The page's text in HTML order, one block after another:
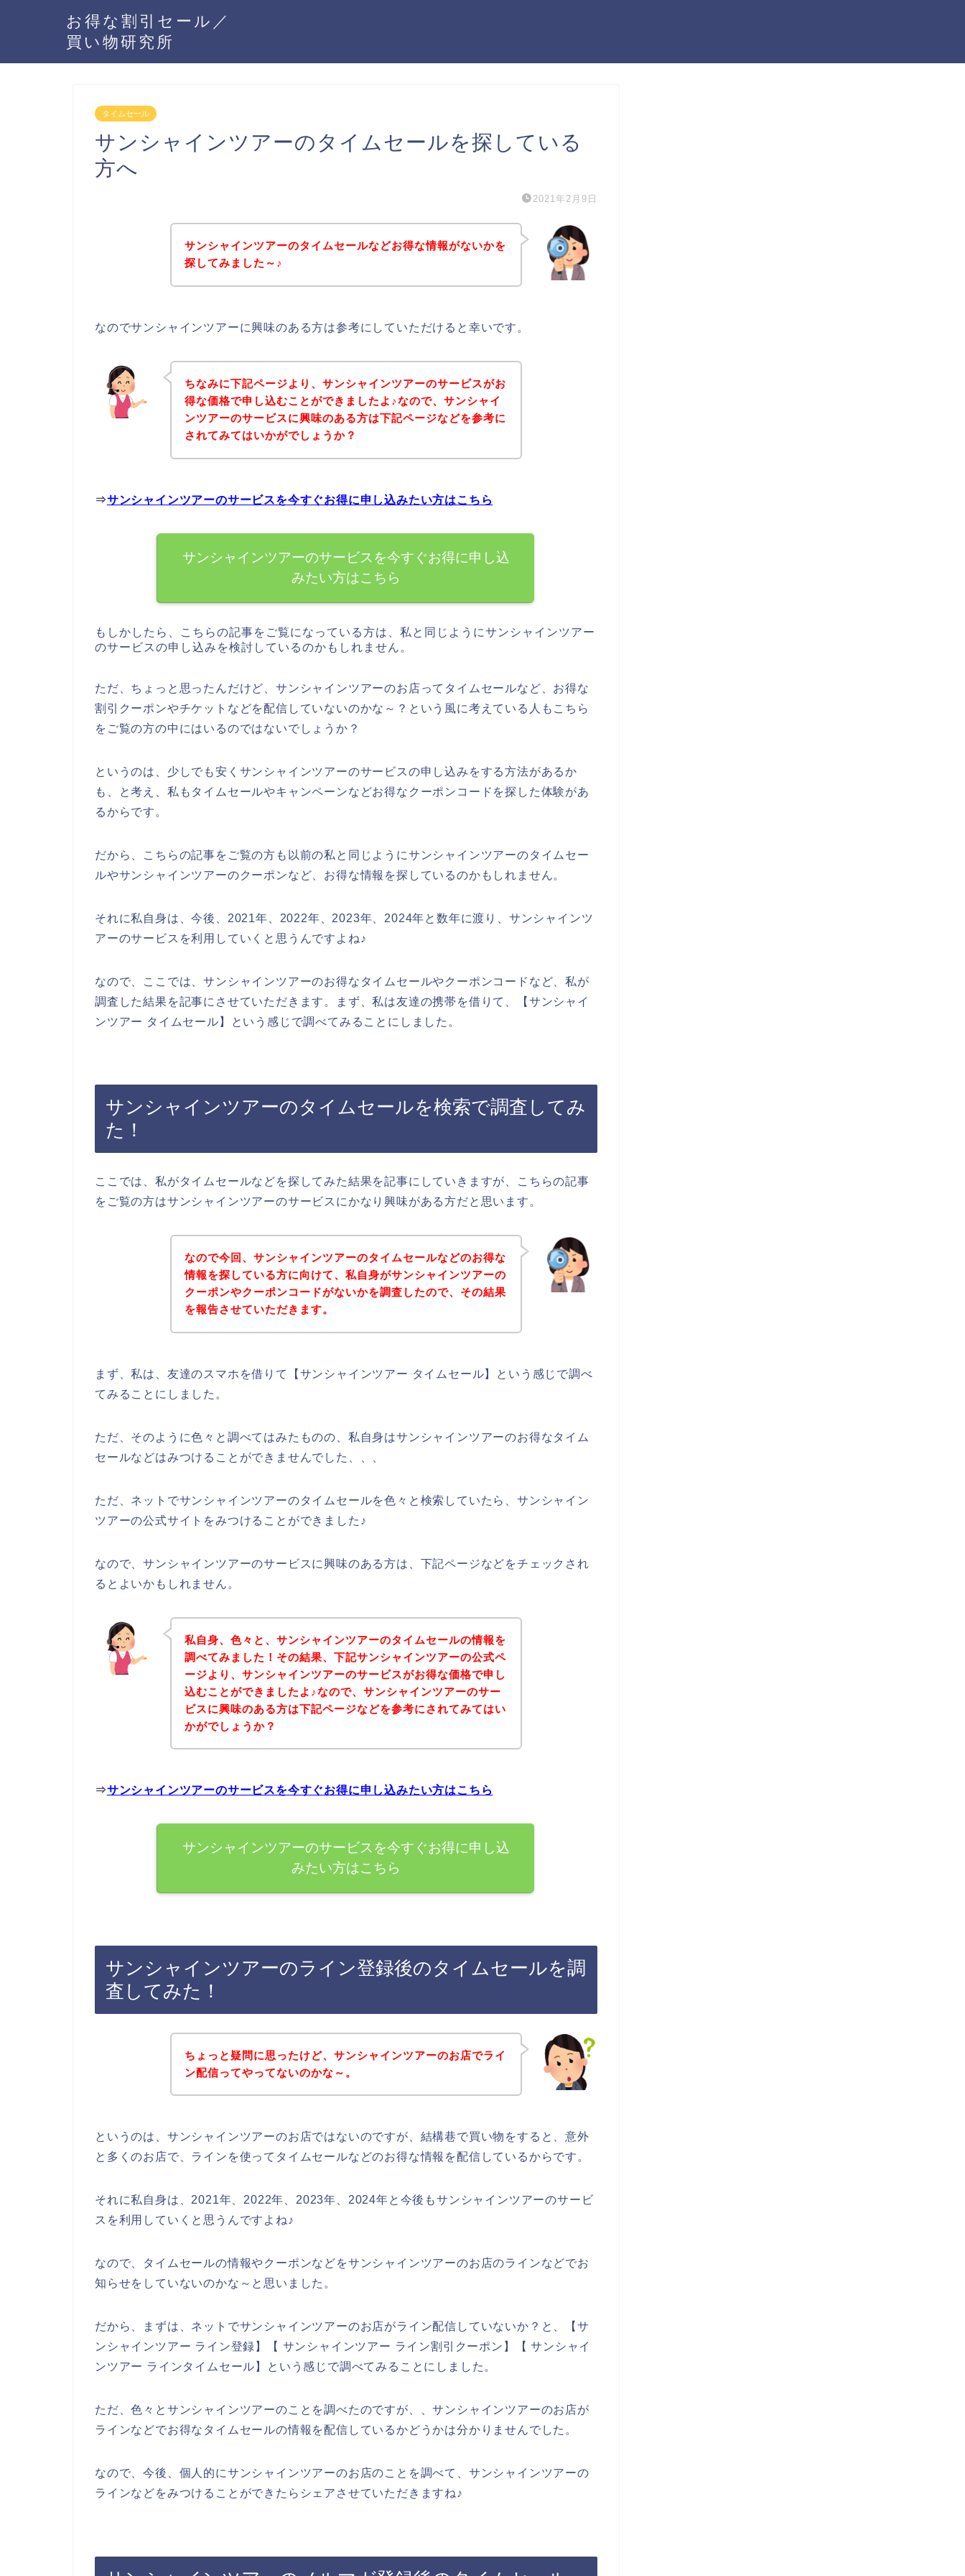
お得な割引セール／
買い物研究所
タイムセール
サンシャインツアーのタイムセールを探している
方へ
2021年2月9日
サンシャインツアーのタイムセールなどお得な情報がないかを
探してみました～♪
なのでサンシャインツアーに興味のある方は参考にしていただけると幸いです。
ちなみに下記ページより、サンシャインツアーのサービスがお
得な価格で申し込むことができましたよ♪なので、サンシャイ
ンツアーのサービスに興味のある方は下記ページなどを参考に
されてみてはいかがでしょうか？
⇒サンシャインツアーのサービスを今すぐお得に申し込みたい方はこちら
サンシャインツアーのサービスを今すぐお得に申し込
みたい方はこちら
もしかしたら、こちらの記事をご覧になっている方は、私と同じようにサンシャインツアー
のサービスの申し込みを検討しているのかもしれません。
ただ、ちょっと思ったんだけど、サンシャインツアーのお店ってタイムセールなど、お得な
割引クーポンやチケットなどを配信していないのかな～？という風に考えている人もこちら
をご覧の方の中にはいるのではないでしょうか？
というのは、少しでも安くサンシャインツアーのサービスの申し込みをする方法があるか
も、と考え、私もタイムセールやキャンペーンなどお得なクーポンコードを探した体験があ
るからです。
だから、こちらの記事をご覧の方も以前の私と同じようにサンシャインツアーのタイムセー
ルやサンシャインツアーのクーポンなど、お得な情報を探しているのかもしれません。
それに私自身は、今後、2021年、2022年、2023年、2024年と数年に渡り、サンシャインツ
アーのサービスを利用していくと思うんですよね♪
なので、ここでは、サンシャインツアーのお得なタイムセールやクーポンコードなど、私が
調査した結果を記事にさせていただきます。まず、私は友達の携帯を借りて、【サンシャイ
ンツアー タイムセール】という感じで調べてみることにしました。
サンシャインツアーのタイムセールを検索で調査してみ
た！
ここでは、私がタイムセールなどを探してみた結果を記事にしていきますが、こちらの記事
をご覧の方はサンシャインツアーのサービスにかなり興味がある方だと思います。
なので今回、サンシャインツアーのタイムセールなどのお得な
情報を探している方に向けて、私自身がサンシャインツアーの
クーポンやクーポンコードがないかを調査したので、その結果
を報告させていただきます。
まず、私は、友達のスマホを借りて【サンシャインツアー タイムセール】という感じで調べ
てみることにしました。
ただ、そのように色々と調べてはみたものの、私自身はサンシャインツアーのお得なタイム
セールなどはみつけることができませんでした、、、
ただ、ネットでサンシャインツアーのタイムセールを色々と検索していたら、サンシャイン
ツアーの公式サイトをみつけることができました♪
なので、サンシャインツアーのサービスに興味のある方は、下記ページなどをチェックされ
るとよいかもしれません。
私自身、色々と、サンシャインツアーのタイムセールの情報を
調べてみました！その結果、下記サンシャインツアーの公式ペ
ージより、サンシャインツアーのサービスがお得な価格で申し
込むことができましたよ♪なので、サンシャインツアーのサー
ビスに興味のある方は下記ページなどを参考にされてみてはい
かがでしょうか？
⇒サンシャインツアーのサービスを今すぐお得に申し込みたい方はこちら
サンシャインツアーのサービスを今すぐお得に申し込
みたい方はこちら
サンシャインツアーのライン登録後のタイムセールを調
査してみた！
ちょっと疑問に思ったけど、サンシャインツアーのお店でライ
ン配信ってやってないのかな～。
というのは、サンシャインツアーのお店ではないのですが、結構巷で買い物をすると、意外
と多くのお店で、ラインを使ってタイムセールなどのお得な情報を配信しているからです。
それに私自身は、2021年、2022年、2023年、2024年と今後もサンシャインツアーのサービ
スを利用していくと思うんですよね♪
なので、タイムセールの情報やクーポンなどをサンシャインツアーのお店のラインなどでお
知らせをしていないのかな～と思いました。
だから、まずは、ネットでサンシャインツアーのお店がライン配信していないか？と、【サ
ンシャインツアー ライン登録】【 サンシャインツアー ライン割引クーポン】【 サンシャイ
ンツアー ラインタイムセール】という感じで調べてみることにしました。
ただ、色々とサンシャインツアーのことを調べたのですが、、サンシャインツアーのお店が
ラインなどでお得なタイムセールの情報を配信しているかどうかは分かりませんでした。
なので、今後、個人的にサンシャインツアーのお店のことを調べて、サンシャインツアーの
ラインなどをみつけることができたらシェアさせていただきますね♪